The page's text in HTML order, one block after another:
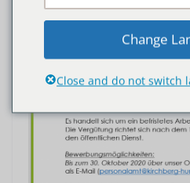
Change
Close and do not switch